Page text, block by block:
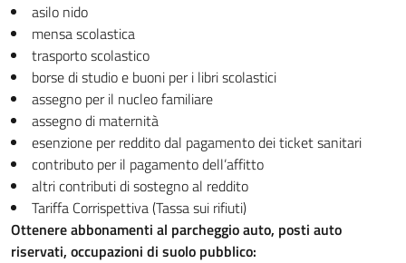
asilo nido
mensa scolastica
trasporto scolastico
borse di studio e buoni per i libri scolastici
assegno per il nucleo familiare
assegno di maternità
esenzione per reddito dal pagamento dei ticket sanitari
contributo per il pagamento dell’affitto
altri contributi di sostegno al reddito
Tariffa Corrispettiva (Tassa sui rifiuti)
Ottenere abbonamenti al parcheggio auto, posti auto
riservati, occupazioni di suolo pubblico: